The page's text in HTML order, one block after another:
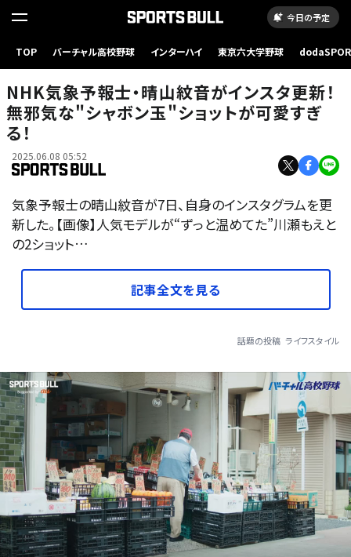
今日の予定
TOP バーチャル高校野球 インターハイ 東京六大学野球
NHK気象予報士・晴山紋音がインスタ更新！
無邪気な"シャボン玉"ショットが可愛すぎ
る！
2025.06.08 05:52
気象予報士の晴山紋音が7日、自身のインスタグラムを更
新した。【画像】人気モデルが“ずっと温めてた”川瀬もえと
の2ショット…
記事全文を見る
話題の投稿 ライフスタイル